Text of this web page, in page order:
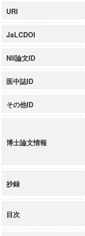
URI
JaLCDOI
NII論文ID
医中誌ID
その他ID
博士論文情報
抄録
目次